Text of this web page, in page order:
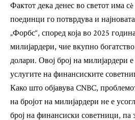
Фактот дека денес во светот има
поединци го потврдува и
„Форбс“, според која во 2025
милијардери, чие вкупно
долари. Овој број на милијардери
услугите на финансиските
Како што објавува CNBC,
на бројот на милијардери не е
број на финансиски советници, па